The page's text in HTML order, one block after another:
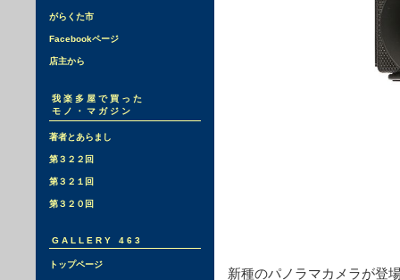
がらくた市
Facebookページ
店主から
我楽多屋で買った
モノ・マガジン
著者とあらまし
第３２２回
第３２１回
第３２０回
GALLERY 463
トップページ
新種のパノラマカメラが登